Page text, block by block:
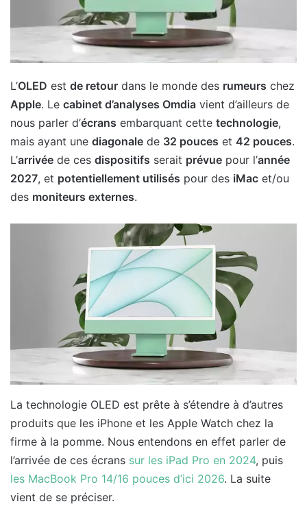
L’OLED est de retour dans le monde des rumeurs chez
Apple. Le cabinet d’analyses Omdia vient d’ailleurs de
nous parler d’écrans embarquant cette technologie,
mais ayant une diagonale de 32 pouces et 42 pouces.
L’arrivée de ces dispositifs serait prévue pour l’année
2027, et potentiellement utilisés pour des iMac et/ou
des moniteurs externes.
La technologie OLED est prête à s’étendre à d’autres
produits que les iPhone et les Apple Watch chez la
firme à la pomme. Nous entendons en effet parler de
l’arrivée de ces écrans sur les iPad Pro en 2024, puis
les MacBook Pro 14/16 pouces d’ici 2026. La suite
vient de se préciser.